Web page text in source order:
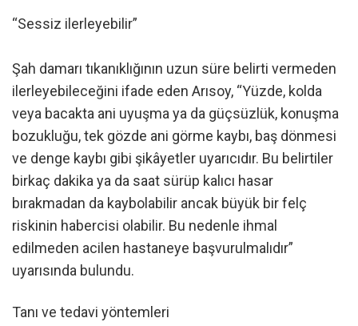
“Sessiz ilerleyebilir”
Şah damarı tıkanıklığının uzun süre belirti vermeden
ilerleyebileceğini ifade eden Arısoy, “Yüzde, kolda
veya bacakta ani uyuşma ya da güçsüzlük, konuşma
bozukluğu, tek gözde ani görme kaybı, baş dönmesi
ve denge kaybı gibi şikâyetler uyarıcıdır. Bu belirtiler
birkaç dakika ya da saat sürüp kalıcı hasar
bırakmadan da kaybolabilir ancak büyük bir felç
riskinin habercisi olabilir. Bu nedenle ihmal
edilmeden acilen hastaneye başvurulmalıdır”
uyarısında bulundu.
Tanı ve tedavi yöntemleri